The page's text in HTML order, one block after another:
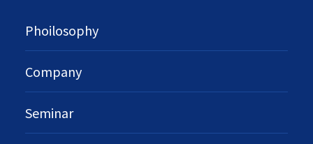
Phoilosophy
Company
Seminar